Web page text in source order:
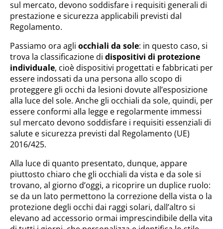
sul mercato, devono soddisfare i requisiti generali di
prestazione e sicurezza applicabili previsti dal
Regolamento.
Passiamo ora agli occhiali da sole: in questo caso, si
trova la classificazione di dispositivi di protezione
individuale, cioè dispositivi progettati e fabbricati per
essere indossati da una persona allo scopo di
proteggere gli occhi da lesioni dovute all’esposizione
alla luce del sole. Anche gli occhiali da sole, quindi, per
essere conformi alla legge e regolarmente immessi
sul mercato devono soddisfare i requisiti essenziali di
salute e sicurezza previsti dal Regolamento (UE)
2016/425.
Alla luce di quanto presentato, dunque, appare
piuttosto chiaro che gli occhiali da vista e da sole si
trovano, al giorno d’oggi, a ricoprire un duplice ruolo:
se da un lato permettono la correzione della vista o la
protezione degli occhi dai raggi solari, dall’altro si
elevano ad accessorio ormai imprescindibile della vita